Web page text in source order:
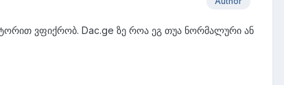
ვფიქრობ. Dac.ge ზე როა ეგ თუა ნორმალური ან